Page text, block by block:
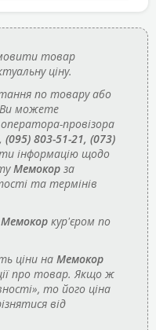
товар
ціну.
по товару або
можете
провізора
(095) 803-51-21, (073)
інформацію щодо
Мемокор за
та термінів
Мемокор кур'єром по
ціни на Мемокор
про товар. Якщо ж
то його ціна
від